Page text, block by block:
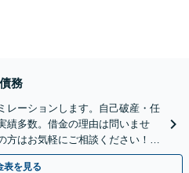
務
レーションします。自己破産・任
績多数。借金の理由は問いませ
方はお気軽にご相談ください！借
ょう。【川崎駅徒歩1分】
表を見る